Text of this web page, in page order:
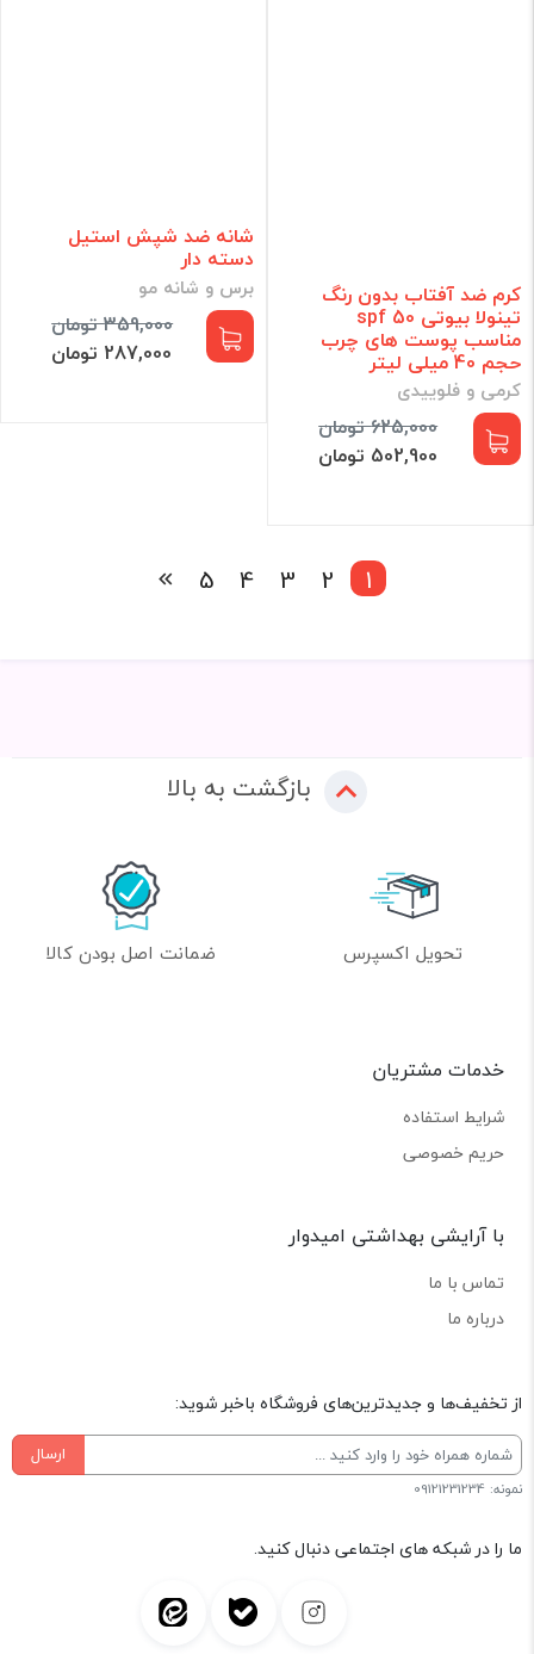
کرم ضد آفتاب بدون رنگ
تینولا بیوتی spf 50
مناسب پوست های چرب
حجم 40 میلی لیتر
کرمی و فلوییدی
625,000 تومان
502,900 تومان
شانه ضد شپش استیل
دسته دار
برس و شانه مو
359,000 تومان
287,000 تومان
1
2
3
4
5
بازگشت به بالا
تحویل اکسپرس ضمانت اصل بودن کالا
خدمات مشتریان
شرایط استفاده
حریم خصوصی
با آرایشی بهداشتی امیدوار
تماس با ما
درباره ما
از تخفیف‌ها و جدیدترین‌های فروشگاه باخبر شوید:
ارسال
نمونه: 09121231234
ما را در شبکه های اجتماعی دنبال کنید.